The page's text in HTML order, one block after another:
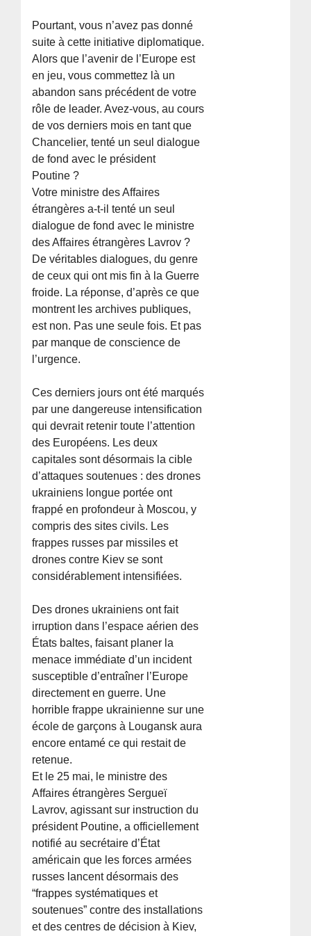
Pourtant, vous n’avez pas donné
suite à cette initiative diplomatique.
Alors que l’avenir de l’Europe est
en jeu, vous commettez là un
abandon sans précédent de votre
rôle de leader. Avez-vous, au cours
de vos derniers mois en tant que
Chancelier, tenté un seul dialogue
de fond avec le président
Poutine ?
Votre ministre des Affaires
étrangères a-t-il tenté un seul
dialogue de fond avec le ministre
des Affaires étrangères Lavrov ?
De véritables dialogues, du genre
de ceux qui ont mis fin à la Guerre
froide. La réponse, d’après ce que
montrent les archives publiques,
est non. Pas une seule fois. Et pas
par manque de conscience de
l’urgence.
Ces derniers jours ont été marqués
par une dangereuse intensification
qui devrait retenir toute l’attention
des Européens. Les deux
capitales sont désormais la cible
d’attaques soutenues : des drones
ukrainiens longue portée ont
frappé en profondeur à Moscou, y
compris des sites civils. Les
frappes russes par missiles et
drones contre Kiev se sont
considérablement intensifiées.
Des drones ukrainiens ont fait
irruption dans l’espace aérien des
États baltes, faisant planer la
menace immédiate d’un incident
susceptible d’entraîner l’Europe
directement en guerre. Une
horrible frappe ukrainienne sur une
école de garçons à Lougansk aura
encore entamé ce qui restait de
retenue.
Et le 25 mai, le ministre des
Affaires étrangères Sergueï
Lavrov, agissant sur instruction du
président Poutine, a officiellement
notifié au secrétaire d’État
américain que les forces armées
russes lancent désormais des
“frappes systématiques et
soutenues” contre des installations
et des centres de décision à Kiev,